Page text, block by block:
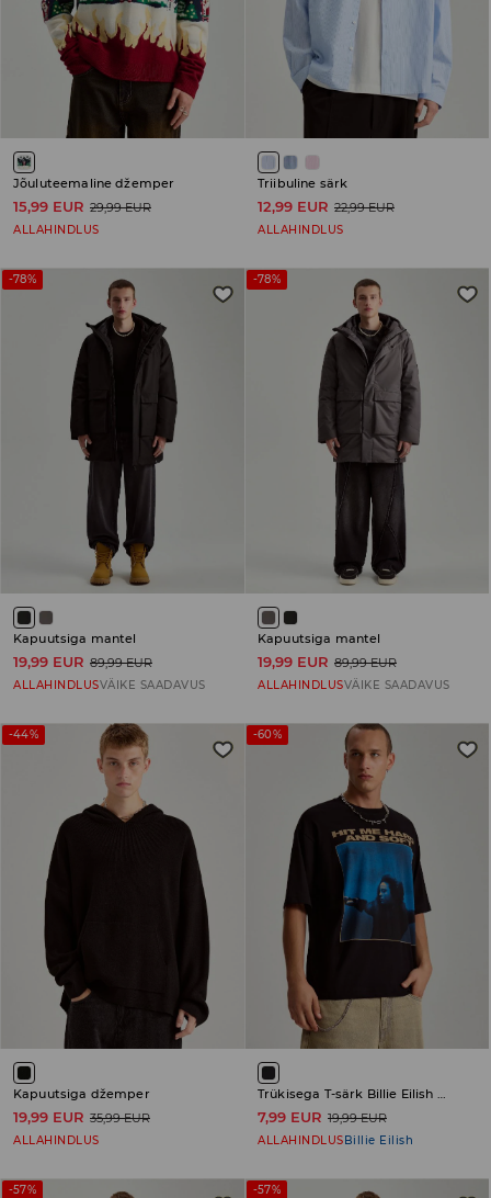
Jõuluteemaline džemper
15,99 EUR 29,99 EUR
ALLAHINDLUS
Triibuline särk
12,99 EUR 22,99 EUR
ALLAHINDLUS
-78%
Kapuutsiga mantel
19,99 EUR 89,99 EUR
ALLAHINDLUSVÄIKE SAADAVUS
-78%
Kapuutsiga mantel
19,99 EUR 89,99 EUR
ALLAHINDLUSVÄIKE SAADAVUS
-44%
Kapuutsiga džemper
19,99 EUR 35,99 EUR
ALLAHINDLUS
-60%
7,99 EUR 19,99 EUR
ALLAHINDLUSBillie Eilish
-57% -57%